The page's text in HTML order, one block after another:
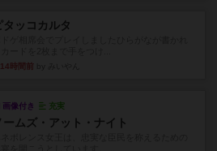
タッコカルタ
時間前
画像付き 充実
ームズ・アット・ナイト